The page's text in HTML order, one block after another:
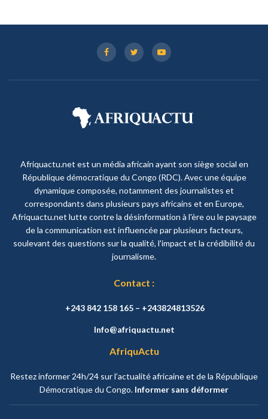
Afriquactu.net est un média africain ayant son siège social en
République démocratique du Congo (RDC). Avec une équipe
dynamique composée, notamment des journalistes et
correspondants dans plusieurs pays africains et en Europe,
Afriquactu.net lutte contre la désinformation à l'ère ou le paysage
de la communication est influencée par plusieurs facteurs,
soulevant des questions sur la qualité, l'impact et la crédibilité du
journalisme.
Contact :
+243 842 158 165 – +243824813526
Info@afriquactu.net
AfriquActu
Restez informer 24h/24 sur l’actualité africaine et de la République
Démocratique du Congo. Informer sans déformer